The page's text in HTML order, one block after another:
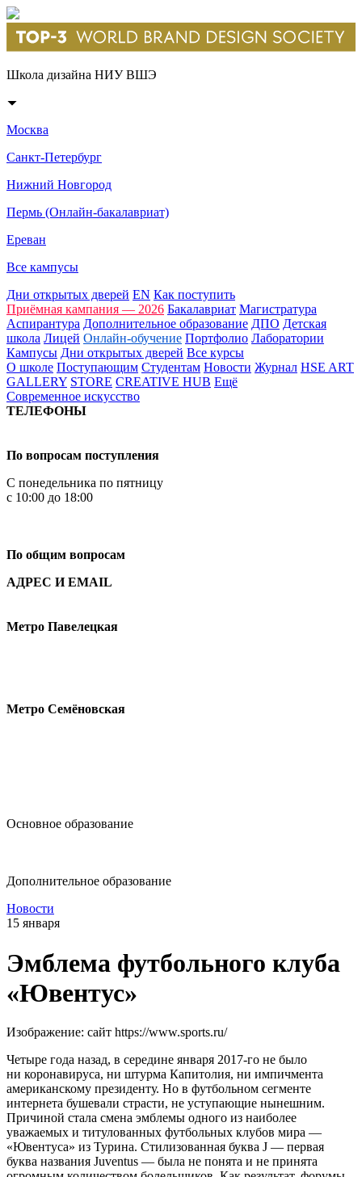
Школа дизайна НИУ ВШЭ
Москва
Санкт-Петербург
Нижний Новгород
Пермь (Онлайн-бакалавриат)
Ереван
Все кампусы
Дни открытых дверей EN Как поступить
Приёмная кампания — 2026 Бакалавриат Магистратура
Аспирантура Дополнительное образование ДПО Детская
школа Лицей Онлайн-обучение Портфолио Лаборатории
Кампусы Дни открытых дверей Все курсы
О школе Поступающим Студентам Новости Журнал HSE ART
GALLERY STORE CREATIVE HUB Ещё
Современное искусство
ТЕЛЕФОНЫ
По вопросам поступления
С понедельника по пятницу
с 10:00 до 18:00
По общим вопросам
АДРЕС И EMAIL
Метро Павелецкая
Метро Семёновская
Основное образование
Дополнительное образование
Новости
15 января
Эмблема футбольного клуба
«Ювентус»
Изображение: сайт https://www.sports.ru/
Четыре года назад, в середине января 2017-го не было
ни коронавируса, ни штурма Капитолия, ни импичмента
американскому президенту. Но в футбольном сегменте
интернета бушевали страсти, не уступающие нынешним.
Причиной стала смена эмблемы одного из наиболее
уважаемых и титулованных футбольных клубов мира —
«Ювентуса» из Турина. Стилизованная буква J — первая
буква названия Juventus — была не понята и не принята